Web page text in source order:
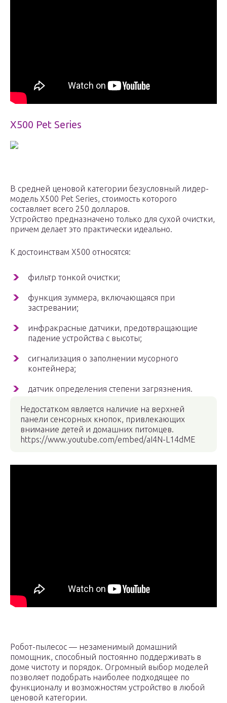
X500 Pet Series
В средней ценовой категории безусловный лидер-
модель X500 Pet Series, стоимость которого
составляет всего 250 долларов.
Устройство предназначено только для сухой очистки,
причем делает это практически идеально.
К достоинствам X500 относятся:
фильтр тонкой очистки;
функция зуммера, включающаяся при
застревании;
инфракрасные датчики, предотвращающие
падение устройства с высоты;
сигнализация о заполнении мусорного
контейнера;
датчик определения степени загрязнения.
Недостатком является наличие на верхней
панели сенсорных кнопок, привлекающих
внимание детей и домашних питомцев.
https://www.youtube.com/embed/aI4N-L14dME
Робот-пылесос — незаменимый домашний
помощник, способный постоянно поддерживать в
доме чистоту и порядок. Огромный выбор моделей
позволяет подобрать наиболее подходящее по
функционалу и возможностям устройство в любой
ценовой категории.